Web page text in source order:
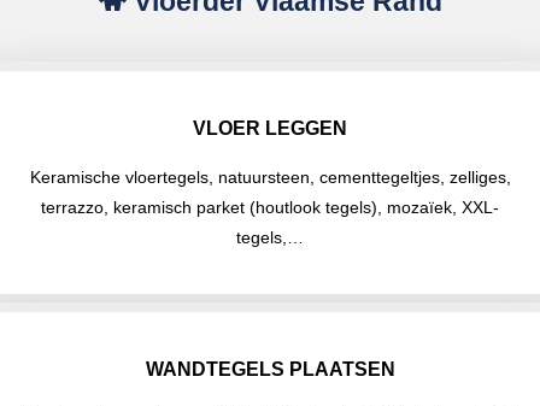
VLOER LEGGEN
Keramische vloertegels, natuursteen, cementtegeltjes, zelliges,
terrazzo, keramisch parket (houtlook tegels), mozaïek, XXL-
tegels,…
WANDTEGELS PLAATSEN